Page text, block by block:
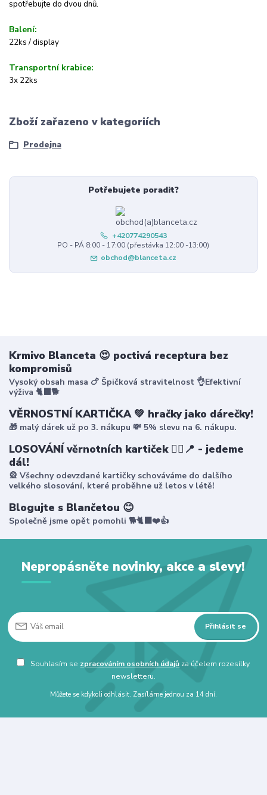
spotřebujte do dvou dnů.
Balení:
22ks / display
Transportní krabice:
3x 22ks
Zboží zařazeno v kategoriích
Prodejna
Potřebujete poradit?
+420774290543
PO - PÁ 8:00 - 17:00 (přestávka 12:00 -13:00)
obchod@blanceta.cz
Krmivo Blanceta 😍 poctivá receptura bez
kompromisů
Vysoký obsah masa 🍗 Špičková stravitelnost 👌Efektivní
výživa 🐈‍⬛🐕
VĚRNOSTNÍ KARTIČKA 💚 hračky jako dárečky!
🎁 malý dárek už po 3. nákupu 💸 5% slevu na 6. nákupu.
LOSOVÁNÍ věrnotních kartiček 🤸‍♀️📍 - jedeme
dál!
🎡 Všechny odevzdané kartičky schováváme do dalšího
velkého slosování, které proběhne už letos v létě!
Blogujte s Blančetou 😊
Společně jsme opět pomohli 🐕🐈‍⬛❤️👍
Nepropásněte novinky, akce a slevy!
Přihlásit se
Souhlasím se zpracováním osobních údajů za účelem rozesílky
newsletteru.
Můžete se kdykoli odhlásit. Zasíláme jednou za 14 dní.